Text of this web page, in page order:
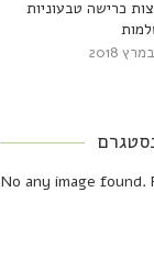
כרישה טבעוניות
No any image found.